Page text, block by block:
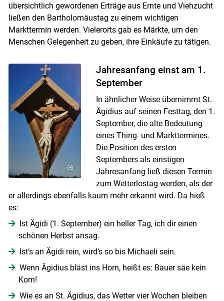
Skip to main content
übersichtlich gewordenen Erträge aus Ernte und Viehzucht
ließen den Bartholomäustag zu einem wichtigen
Markttermin werden. Vielerorts gab es Märkte, um den
Menschen Gelegenheit zu geben, ihre Einkäufe zu tätigen.
Jahresanfang einst am 1.
September
In ähnlicher Weise übernimmt St.
Ägidius auf seinen Festtag, den 1.
September, die alte Bedeutung
eines Thing- und Markttermines.
Die Position des ersten
Septembers als einstigen
Jahresanfang ließ diesen Termin
zum Wetterlostag werden, als der
er allerdings ebenfalls kaum mehr erkannt wird. Da hieß
es:
Ist Ägidi (1. September) ein heller Tag, ich dir einen
schönen Herbst ansag.
Ist‘s an Ägidi rein, wird‘s so bis Michaeli sein.
Wenn Ägidius bläst ins Horn, heißt es: Bauer säe kein
Korn!
Wie es an St. Ägidius, das Wetter vier Wochen bleiben